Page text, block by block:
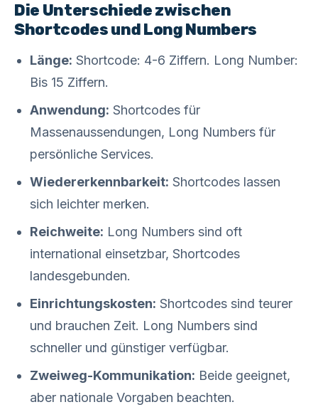
Die Unterschiede zwischen
Shortcodes und Long Numbers
Länge: Shortcode: 4-6 Ziffern. Long Number:
Bis 15 Ziffern.
Anwendung: Shortcodes für
Massenaussendungen, Long Numbers für
persönliche Services.
Wiedererkennbarkeit: Shortcodes lassen
sich leichter merken.
Reichweite: Long Numbers sind oft
international einsetzbar, Shortcodes
landesgebunden.
Einrichtungskosten: Shortcodes sind teurer
und brauchen Zeit. Long Numbers sind
schneller und günstiger verfügbar.
Zweiweg-Kommunikation: Beide geeignet,
aber nationale Vorgaben beachten.